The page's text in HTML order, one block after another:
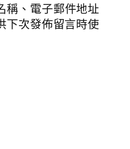
稱、電子郵件地址
下次發佈留言時使